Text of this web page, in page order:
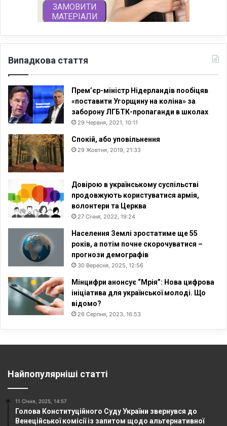
Випадкова стаття
Прем’єр-міністр Нідерландів пообіцяв
«поставити Угорщину на коліна» за
заборону ЛГБТК-пропаганди в школах
29 Червня, 2021, 10:11
Спокій, або уповільнення
29 Жовтня, 2019, 21:33
Довірою в українському суспільстві
продовжують користуватися армія,
волонтери та Церква
27 Січня, 2022, 19:24
Населення Землі зростатиме ще 55
років, а потім почне скорочуватися –
прогнози демографів
30 Вересня, 2025, 12:56
Мінцифри анонсує “Мрія”: Нова цифрова
ініціатива для української молоді. Що
відомо?
26 Серпня, 2023, 16:53
Найпопулярніші статті
11 Січня, 2025, 14:57
Голова Конституційного Суду України звернувся до
Венеційської комісії із запитом щодо альтернативної